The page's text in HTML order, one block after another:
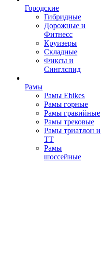
Городские
Гибридные
Дорожные и
Фитнесс
Круизеры
Складные
Фиксы и
Синглспид
Рамы
Рамы Ebikes
Рамы горные
Рамы гравийные
Рамы трековые
Рамы триатлон и
ТТ
Рамы
шоссейные